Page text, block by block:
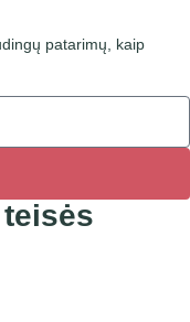
patarimų, kaip